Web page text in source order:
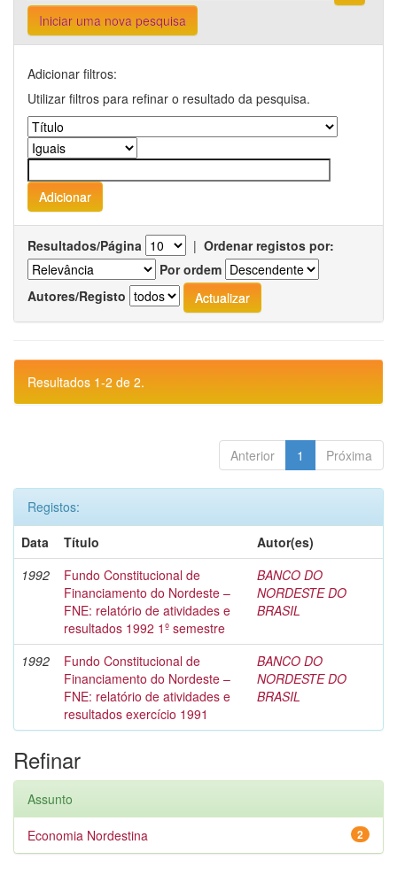
Iniciar uma nova pesquisa
Adicionar filtros:
Utilizar filtros para refinar o resultado da pesquisa.
Resultados/Página | Ordenar registos por:
Por ordem
Autores/Registo
Resultados 1-2 de 2.
Anterior 1 Próxima
Registos:
Data
Título
Autor(es)
1992
Fundo Constitucional de
Financiamento do Nordeste –
FNE: relatório de atividades e
resultados 1992 1º semestre
BANCO DO
NORDESTE DO
BRASIL
1992
Fundo Constitucional de
Financiamento do Nordeste –
FNE: relatório de atividades e
resultados exercício 1991
BANCO DO
NORDESTE DO
BRASIL
Refinar
Assunto
2
Economia Nordestina